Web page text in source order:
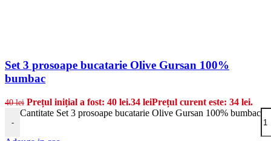
Set 3 prosoape bucatarie Olive Gursan 100%
bumbac
40lei Prețul inițial a fost: 40 lei.34 leiPrețul curent este: 34 lei.
-
Cantitate Set 3 prosoape bucatarie Olive Gursan 100% bumbac